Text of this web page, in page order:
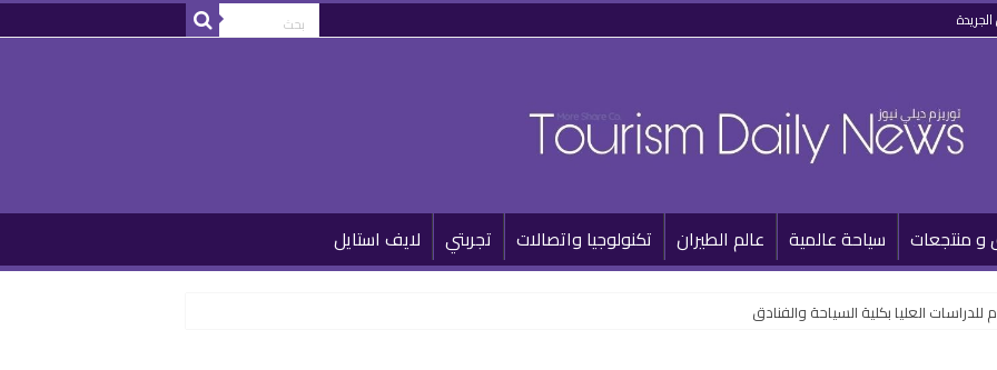
و منتجعات سياحة عالمية عالم الطيران تكنولوجيا واتصالات تجربتي لايف استايل
العليا بكلية السياحة والفنادق